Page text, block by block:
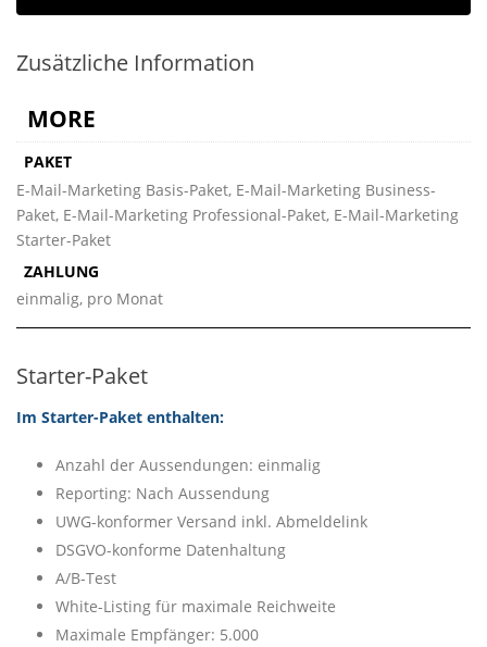
Zusätzliche Information
MORE
PAKET
E-Mail-Marketing Basis-Paket, E-Mail-Marketing Business-
Paket, E-Mail-Marketing Professional-Paket, E-Mail-Marketing
Starter-Paket
ZAHLUNG
einmalig, pro Monat
Starter-Paket
Im Starter-Paket enthalten:
Anzahl der Aussendungen: einmalig
Reporting: Nach Aussendung
UWG-konformer Versand inkl. Abmeldelink
DSGVO-konforme Datenhaltung
A/B-Test
White-Listing für maximale Reichweite
Maximale Empfänger: 5.000